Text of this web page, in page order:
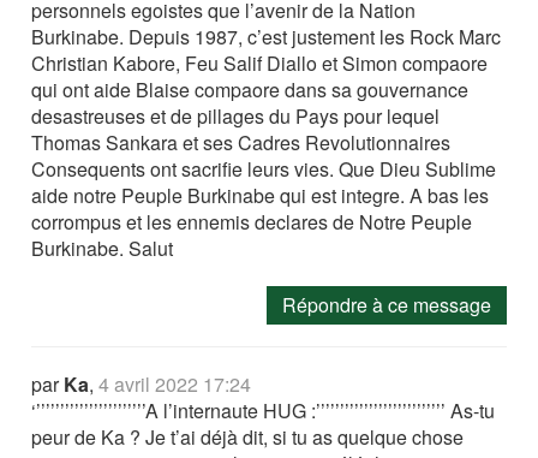
personnels egoistes que l’avenir de la Nation
Burkinabe. Depuis 1987, c’est justement les Rock Marc
Christian Kabore, Feu Salif Diallo et Simon compaore
qui ont aide Blaise compaore dans sa gouvernance
desastreuses et de pillages du Pays pour lequel
Thomas Sankara et ses Cadres Revolutionnaires
Consequents ont sacrifie leurs vies. Que Dieu Sublime
aide notre Peuple Burkinabe qui est integre. A bas les
corrompus et les ennemis declares de Notre Peuple
Burkinabe. Salut
Répondre à ce message
parKa,4 avril 2022 17:24
‘’’’’’’’’’’’’’’’’’’’’’’’A l’internaute HUG :’’’’’’’’’’’’’’’’’’’’’’’’’’’ As-tu
peur de Ka ? Je t’ai déjà dit, si tu as quelque chose